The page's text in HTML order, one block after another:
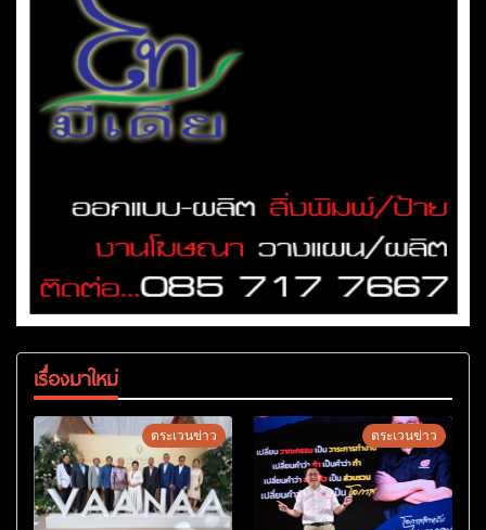
เรื่องมาใหม่
ตระเวนข่าว ตระเวนข่าว